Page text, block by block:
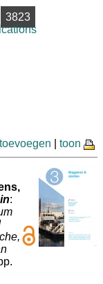
3823
toevoegen toon
in: